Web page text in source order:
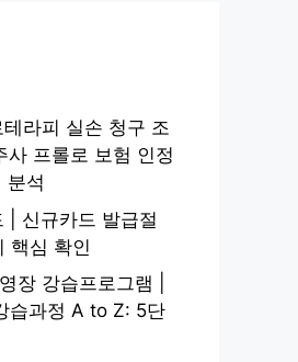
라피 실손 청구 조
사 프롤로 보험 인정
분석
| 신규카드 발급절
핵심 확인
장 강습프로그램 |
습과정 A to Z: 5단